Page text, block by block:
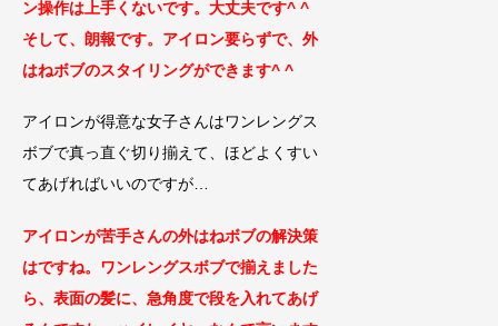
ン操作は上手くないです。大丈夫です^ ^
そして、朗報です。アイロン要らずで、外
はねボブのスタイリングができます^ ^
アイロンが得意な女子さんはワンレングス
ボブで真っ直ぐ切り揃えて、ほどよくすい
てあげればいいのですが…
アイロンが苦手さんの外はねボブの解決策
はですね。ワンレングスボブで揃えました
ら、表面の髪に、急角度で段を入れてあげ